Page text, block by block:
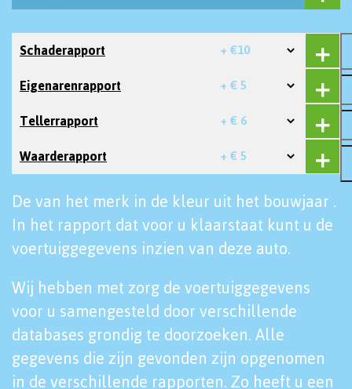
Schaderapport + €10
Eigenarenrapport + € 5
Tellerrapport + € 6
Waarderapport + € 5
De van het merk in de kleur uit het bouwjaar .
In het rapport dat voor u klaarstaat kunt u de
voertuiggegevens inzien van deze auto.
Wij hebben met zorg de voertuiggegevens
voor u samengesteld door verschillende
databases grondig te doorzoeken. Alle
gegevens die zijn gevonden zijn opgenomen
in de verschillende rapporten. Zo heeft u een